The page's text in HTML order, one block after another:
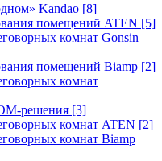
Kandao [8]
помещений ATEN [5]
комнат Gonsin
помещений Biamp [2]
комнат
решения [3]
комнат ATEN [2]
комнат Biamp